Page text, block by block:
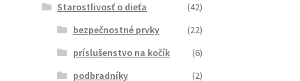
Starostlivosť o dieťa
(42)
bezpečnostné prvky
(22)
príslušenstvo na kočík
(6)
podbradníky
(2)